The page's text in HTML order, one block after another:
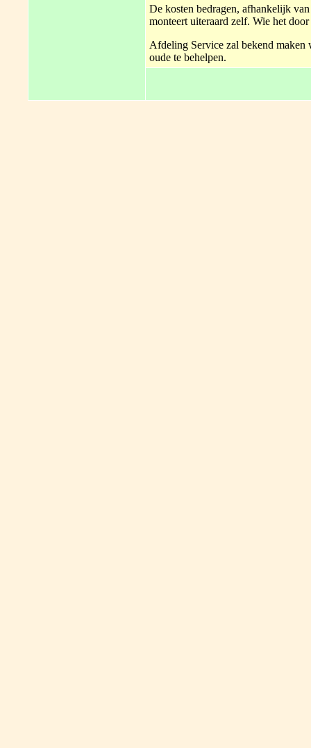
De kosten bedragen, afhankelijk
monteert uiteraard zelf. Wie het
Afdeling Service zal bekend maken
oude te behelpen.